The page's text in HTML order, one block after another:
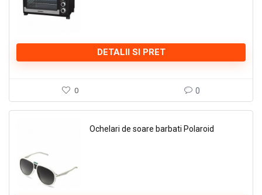
DETALII SI PRET
0 0
Ochelari de soare barbati Polaroid